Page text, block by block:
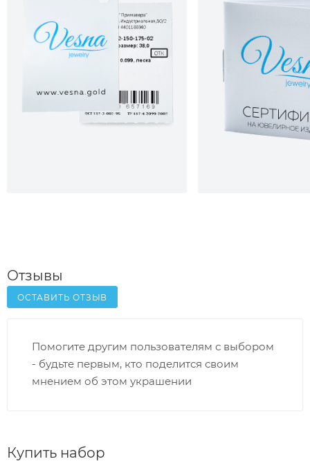
Отзывы
ОСТАВИТЬ ОТЗЫВ
Помогите другим пользователям с выбором
- будьте первым, кто поделится своим
мнением об этом украшении
Купить набор